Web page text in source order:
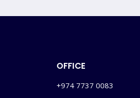
OFFICE
+974 7737 0083